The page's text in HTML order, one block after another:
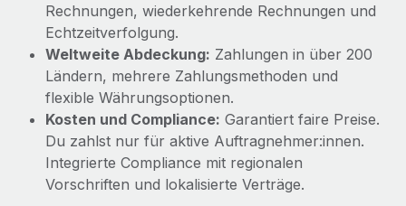
Rechnungen, wiederkehrende Rechnungen und
Echtzeitverfolgung.
Weltweite Abdeckung: Zahlungen in über 200
Ländern, mehrere Zahlungsmethoden und
flexible Währungsoptionen.
Kosten und Compliance: Garantiert faire Preise.
Du zahlst nur für aktive Auftragnehmer:innen.
Integrierte Compliance mit regionalen
Vorschriften und lokalisierte Verträge.